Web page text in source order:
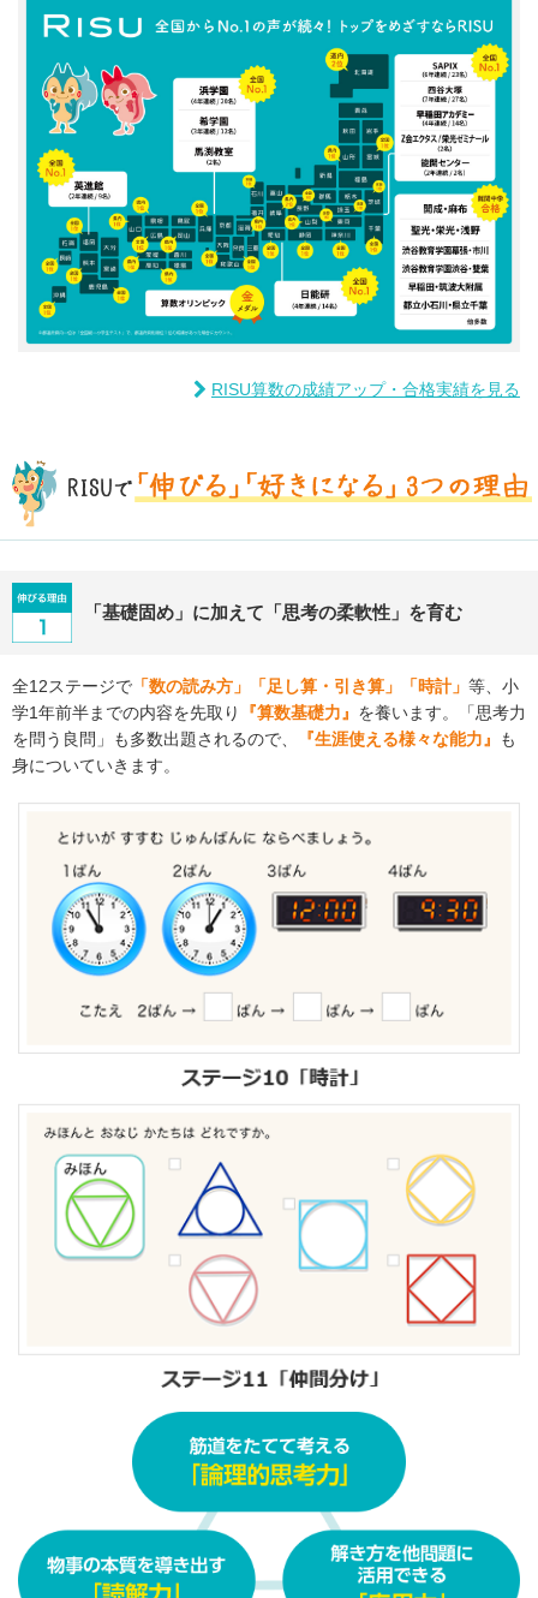
RISU算数の成績アップ・合格実績を見る
「基礎固め」に加えて「思考の柔軟性」を育む
全12ステージで 「数の読み方」「足し算・引き算」「時計」 等、小
学1年前半までの内容を先取り
『算数基礎力』 を養います。「思考力
を問う良問」も多数出題されるので、
『生涯使える様々な能力』
も
身についていきます。